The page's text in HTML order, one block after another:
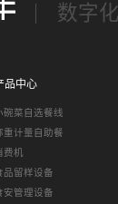
数字
品中心
碗菜自选餐线
重计量自助餐
费机
品留样设备
安管理设备